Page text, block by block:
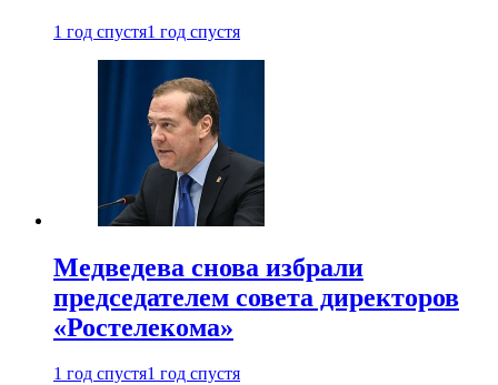
1 год спустя1 год спустя
Медведева снова избрали
председателем совета директоров
«Ростелекома»
1 год спустя1 год спустя